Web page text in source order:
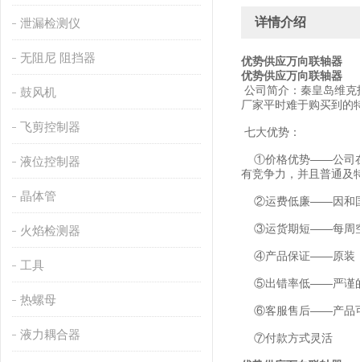
泄漏检测仪
无阻尼 阻挡器
鼓风机
飞剪控制器
液位控制器
晶体管
火焰检测器
工具
热螺母
液力耦合器
详情介绍
优势供应万向联轴器
优势供应万向联轴器
公司简介：秦皇岛维
厂家平时难于购买到的
七大优势：
①价格优势——公司在
有竞争力，并且普通及
②运费低廉——因和国
③运货期短——每周空
④产品保证——原装
⑤出错率低——严谨的
⑥客服售后——产品可
⑦付款方式灵活